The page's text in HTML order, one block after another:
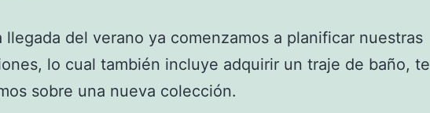
llegada del verano ya comenzamos a planificar nuestras
lo cual también incluye adquirir un traje de baño, te
sobre una nueva colección.